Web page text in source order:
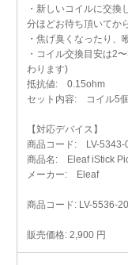
・新しいコイルに交
分ほどお待ち頂いてか
・焦げ臭くなったり、
・コイル交換目安は2
わります)
抵抗値: 0.15ohm
セット内容: コイル5
【対応デバイス】
商品コード: LV-5343-
商品名: Eleaf iStick
メーカー: Eleaf
商品コード: LV-5536-
販売価格: 2,900 円